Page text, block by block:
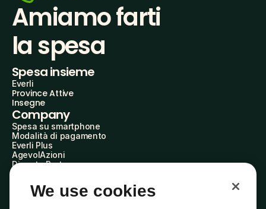
Amiamo farti
la spesa
Spesa insieme
Everli
Province Attive
Insegne
Company
Spesa su smartphone
Modalità di pagamento
Everli Plus
AgevolAzioni
Diventa Partner
Everli Shoppers
About Us
We use cookies